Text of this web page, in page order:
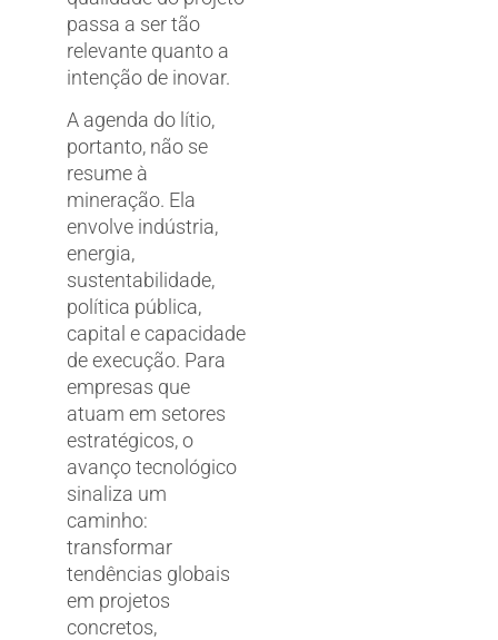
passa a ser tão
relevante quanto a
intenção de inovar.
A agenda do lítio,
portanto, não se
resume à
mineração. Ela
envolve indústria,
energia,
sustentabilidade,
política pública,
capital e capacidade
de execução. Para
empresas que
atuam em setores
estratégicos, o
avanço tecnológico
sinaliza um
caminho:
transformar
tendências globais
em projetos
concretos,